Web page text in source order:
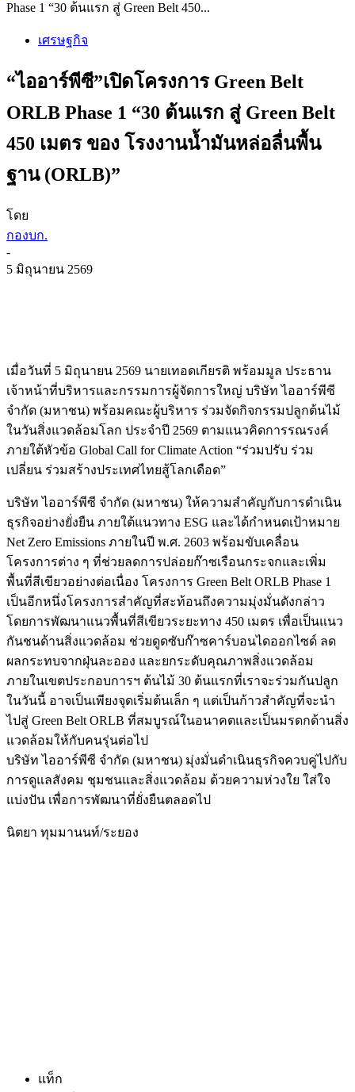
Phase 1 “30 ต้นแรก สู่ Green Belt 450...
เศรษฐกิจ
“ไออาร์พีซี”เปิดโครงการ Green Belt
ORLB Phase 1 “30 ต้นแรก สู่ Green Belt
450 เมตร ของ โรงงานน้ำมันหล่อลื่นพื้น
ฐาน (ORLB)”
โดย
กองบก.
-
5 มิถุนายน 2569
เมื่อวันที่ 5 มิถุนายน 2569 นายเทอดเกียรติ พร้อมมูล ประธาน
เจ้าหน้าที่บริหารและกรรมการผู้จัดการใหญ่ บริษัท ไออาร์พีซี
จำกัด (มหาชน) พร้อมคณะผู้บริหาร ร่วมจัดกิจกรรมปลูกต้นไม้
ในวันสิ่งแวดล้อมโลก ประจำปี 2569 ตามแนวคิดการรณรงค์
ภายใต้หัวข้อ Global Call for Climate Action “ร่วมปรับ ร่วม
เปลี่ยน ร่วมสร้างประเทศไทยสู้โลกเดือด”
​บริษัท ไออาร์พีซี จำกัด (มหาชน) ให้ความสำคัญกับการดำเนิน
ธุรกิจอย่างยั่งยืน ภายใต้แนวทาง ESG และได้กำหนดเป้าหมาย
Net Zero Emissions ภายในปี พ.ศ. 2603 พร้อมขับเคลื่อน
โครงการต่าง ๆ ที่ช่วยลดการปล่อยก๊าซเรือนกระจกและเพิ่ม
พื้นที่สีเขียวอย่างต่อเนื่อง โครงการ Green Belt ORLB Phase 1
เป็นอีกหนึ่งโครงการสำคัญที่สะท้อนถึงความมุ่งมั่นดังกล่าว
โดยการพัฒนาแนวพื้นที่สีเขียวระยะทาง 450 เมตร เพื่อเป็นแนว
กันชนด้านสิ่งแวดล้อม ช่วยดูดซับก๊าซคาร์บอนไดออกไซด์ ลด
ผลกระทบจากฝุ่นละออง และยกระดับคุณภาพสิ่งแวดล้อม
ภายในเขตประกอบการฯ ต้นไม้ 30 ต้นแรกที่เราจะร่วมกันปลูก
ในวันนี้ อาจเป็นเพียงจุดเริ่มต้นเล็ก ๆ แต่เป็นก้าวสำคัญที่จะนำ
ไปสู่ Green Belt ORLB ที่สมบูรณ์ในอนาคตและเป็นมรดกด้านสิ่ง
แวดล้อมให้กับคนรุ่นต่อไป
​บริษัท ไออาร์พีซี จำกัด (มหาชน) มุ่งมั่นดำเนินธุรกิจควบคู่ไปกับ
การดูแลสังคม ชุมชนและสิ่งแวดล้อม ด้วยความห่วงใย ใส่ใจ
แบ่งปัน เพื่อการพัฒนาที่ยั่งยืนตลอดไป
นิตยา ทุมมานนท์/ระยอง
แท็ก